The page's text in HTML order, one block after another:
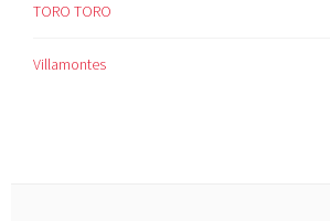
TORO TORO
Villamontes